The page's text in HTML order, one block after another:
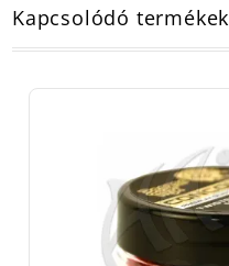
Kapcsolódó termékek